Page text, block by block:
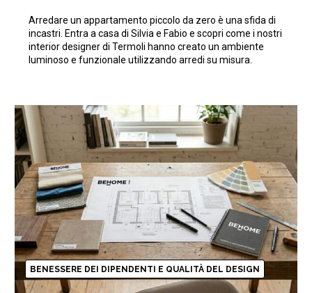
gli spazi
Arredare un appartamento piccolo da zero è una sfida di
incastri. Entra a casa di Silvia e Fabio e scopri come i nostri
interior designer di Termoli hanno creato un ambiente
luminoso e funzionale utilizzando arredi su misura.
BENESSERE DEI DIPENDENTI E QUALITÀ DEL DESIGN